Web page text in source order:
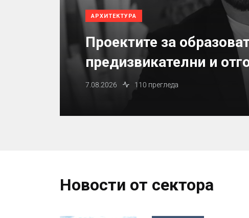
АРХИТЕКТУРА
Проектите за
предизвикателни и
7.08.2026 110 прегледа
Новости от сектора